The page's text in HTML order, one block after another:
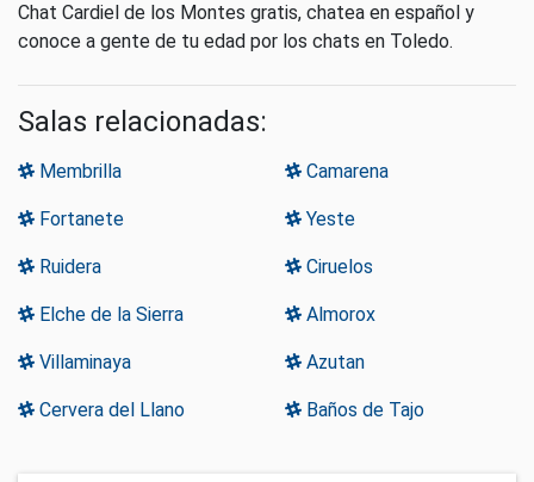
Chat Cardiel de los Montes gratis, chatea en español y
conoce a gente de tu edad por los chats en Toledo.
Salas relacionadas:
Membrilla Camarena
Fortanete Yeste
Ruidera Ciruelos
Elche de la Sierra Almorox
Villaminaya Azutan
Cervera del Llano Baños de Tajo